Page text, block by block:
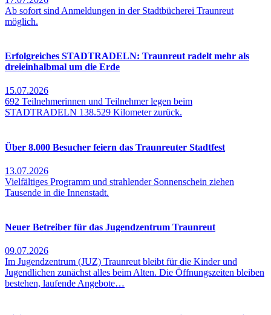
Ab sofort sind Anmeldungen in der Stadtbücherei Traunreut
möglich.
Erfolgreiches STADTRADELN: Traunreut radelt mehr als
dreieinhalbmal um die Erde
15.07.2026
692 Teilnehmerinnen und Teilnehmer legen beim
STADTRADELN 138.529 Kilometer zurück.
Über 8.000 Besucher feiern das Traunreuter Stadtfest
13.07.2026
Vielfältiges Programm und strahlender Sonnenschein ziehen
Tausende in die Innenstadt.
Neuer Betreiber für das Jugendzentrum Traunreut
09.07.2026
Im Jugendzentrum (JUZ) Traunreut bleibt für die Kinder und
Jugendlichen zunächst alles beim Alten. Die Öffnungszeiten bleiben
bestehen, laufende Angebote…